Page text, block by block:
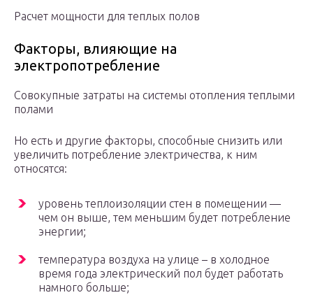
Расчет мощности для теплых полов
Факторы, влияющие на
электропотребление
Совокупные затраты на системы отопления теплыми
полами
Но есть и другие факторы, способные снизить или
увеличить потребление электричества, к ним
относятся:
уровень теплоизоляции стен в помещении —
чем он выше, тем меньшим будет потребление
энергии;
температура воздуха на улице – в холодное
время года электрический пол будет работать
намного больше;